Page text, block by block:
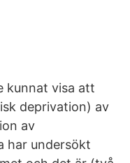
kunnat visa att
deprivation) av
av
har undersökt